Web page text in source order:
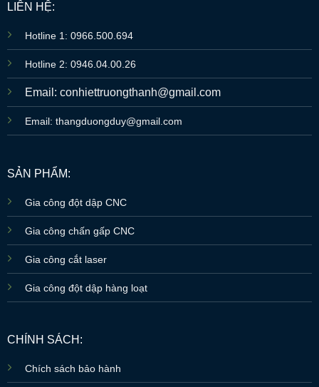
LIÊN HỆ:
Hotline 1: 0966.500.694
Hotline 2: 0946.04.00.26
Email: conhiettruongthanh@gmail.com
Email: thangduongduy@gmail.com
SẢN PHẨM:
Gia công đột dập CNC
Gia công chấn gấp CNC
Gia công cắt laser
Gia công đột dập hàng loạt
CHÍNH SÁCH:
Chích sách bảo hành